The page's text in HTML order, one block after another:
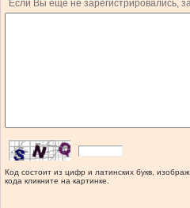
Если Вы еще не зарегистрировались,
Код состоит из цифр и латинских букв,
кода кликните на картинке.